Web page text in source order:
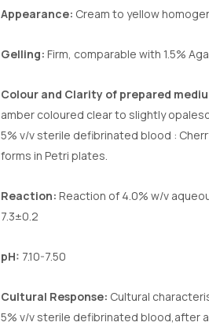
Appearance: Cream to yellow
Gelling: Firm, comparable with 1.5%
Colour and Clarity of prepared
amber coloured clear to slightly
5% v/v sterile defibrinated blood :
forms in Petri plates.
Reaction: Reaction of 4.0% w/v
7.3±0.2
pH: 7.10-7.50
Cultural Response: Cultural
5% v/v sterile defibrinated blood,after